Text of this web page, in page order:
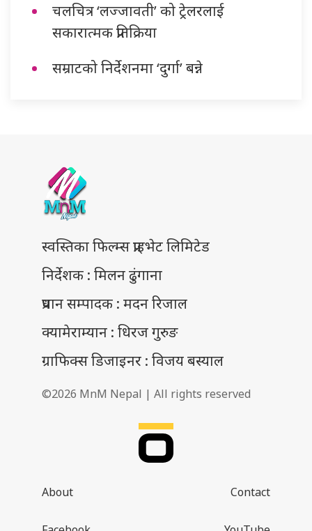
चलचित्र ‘लज्जावती’ को ट्रेलरलाई
सकारात्मक प्रतिक्रिया
सम्राटको निर्देशनमा ‘दुर्गा’ बन्ने
स्वस्तिका फिल्म्स प्राइभेट लिमिटेड
निर्देशक : मिलन ढुंगाना
प्रधान सम्पादक : मदन रिजाल
क्यामेराम्यान : धिरज गुरुङ
ग्राफिक्स डिजाइनर : विजय बस्याल
©2026 MnM Nepal | All rights reserved
About Contact